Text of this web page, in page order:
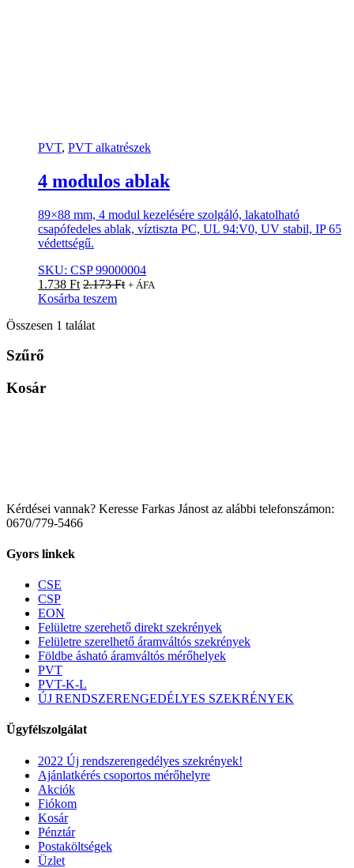
PVT, PVT alkatrészek
4 modulos ablak
89×88 mm, 4 modul kezelésére szolgáló, lakatolható
csapófedeles ablak, víztiszta PC, UL 94:V0, UV stabil, IP 65
védettségű.
SKU: CSP 99000004
1.738 Ft 2.173Ft + ÁFA
Kosárba teszem
Összesen 1 találat
Szűrő
Kosár
Kérdései vannak? Keresse Farkas Jánost az alábbi telefonszámon:
0670/779-5466
Gyors linkek
CSE
CSP
EON
Felületre szerehető direkt szekrények
Felületre szerelhető áramváltós szekrények
Földbe ásható áramváltós mérőhelyek
PVT
PVT-K-L
ÚJ RENDSZERENGEDÉLYES SZEKRÉNYEK
Ügyfélszolgálat
2022 Új rendszerengedélyes szekrények!
Ajánlatkérés csoportos mérőhelyre
Akciók
Fiókom
Kosár
Pénztár
Postaköltségek
Üzlet